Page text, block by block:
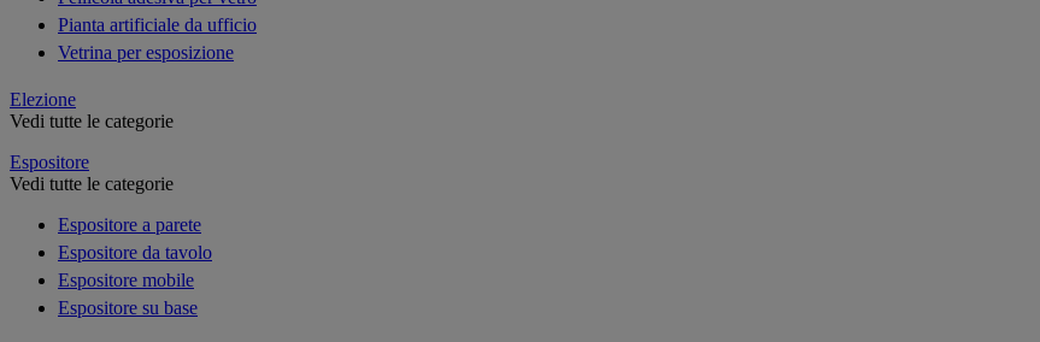
Pianta artificiale da ufficio
Vetrina per esposizione
Elezione
Vedi tutte le categorie
Espositore
Vedi tutte le categorie
Espositore a parete
Espositore da tavolo
Espositore mobile
Espositore su base